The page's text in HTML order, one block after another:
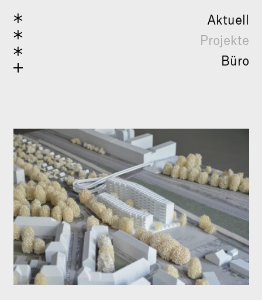
Aktuell
Projekte
Büro